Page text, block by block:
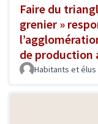
Faire du
grenier »
de production
Habitants et